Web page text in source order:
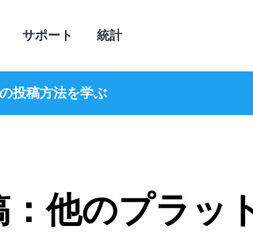
サポート 統計
投稿方法を学ぶ
他のプラッ